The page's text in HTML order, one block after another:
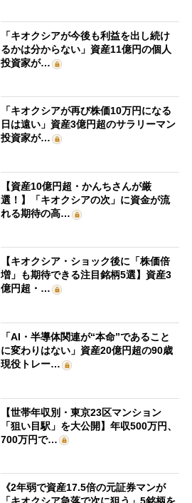
「キオクシアが今後も利益を出し続け
るかは分からない」資産11億円の個人
投資家が…
「キオクシアが再び株価10万円になる
日は遠い」資産3億円超のサラリーマン
投資家が…
【資産10億円超・かんちさんが厳
選！】「キオクシアの次」に資金が流
れる期待の高…
【キオクシア・ショック後に「株価倍
増」も期待できる注目銘柄5選】資産3
億円超・…
「AI・半導体関連が“本命”であること
に変わりはない」資産20億円超の90歳
現役トレー…
【世帯年収別・東京23区マンション
「狙い目駅」を大公開】年収500万円、
700万円で…
《2年弱で資産17.5倍の元証券マンが